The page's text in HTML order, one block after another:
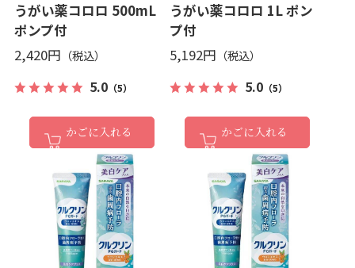
うがい薬コロロ 500mL
ポンプ付
2,420円
5.0（5）
かごに入れる
うがい薬コロロ 1L ポン
プ付
5,192円
5.0（5）
かごに入れる